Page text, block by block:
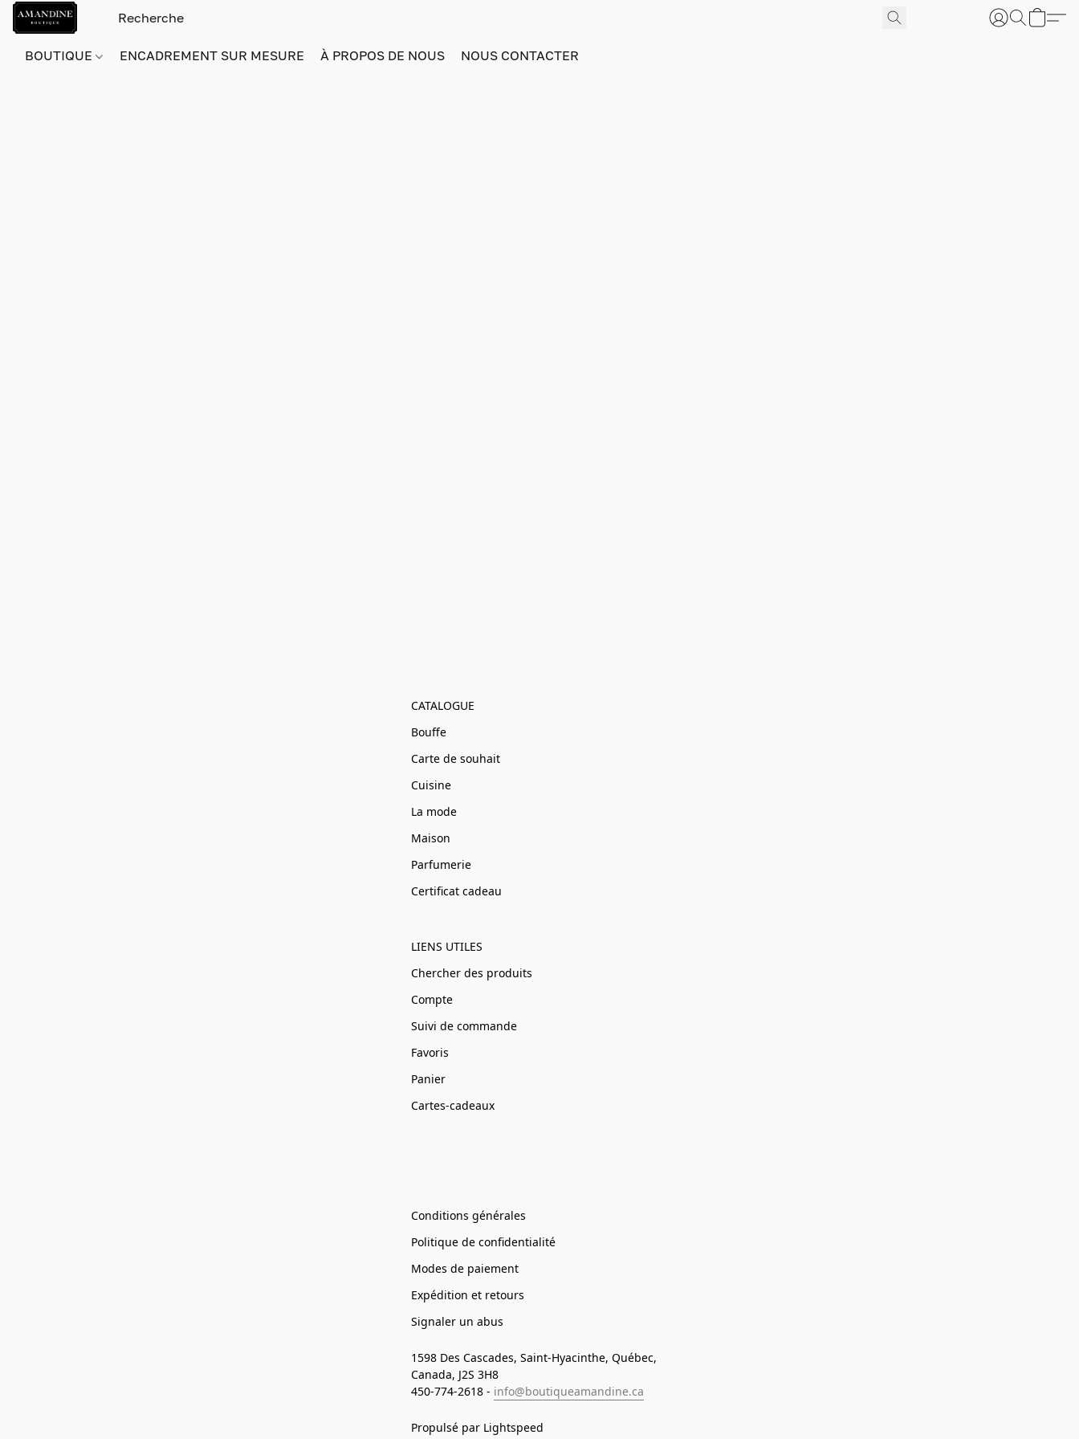
BOUTIQUE ENCADREMENT SUR MESURE À PROPOS DE NOUS NOUS CONTACTER
CATALOGUE
Bouffe
Carte de souhait
Cuisine
La mode
Maison
Parfumerie
Certificat cadeau
LIENS UTILES
Chercher des produits
Compte
Suivi de commande
Favoris
Panier
Cartes-cadeaux
Conditions générales
Politique de confidentialité
Modes de paiement
Expédition et retours
Signaler un abus
1598 Des Cascades, Saint-Hyacinthe, Québec,
Canada, J2S 3H8
450-774-2618 - info@boutiqueamandine.ca
Propulsé par Lightspeed